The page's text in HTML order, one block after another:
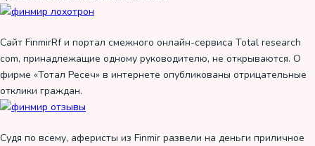
Сайт FinmirRf и портал смежного онлайн-сервиса Total research
com, принадлежащие одному руководителю, не открываются. О
фирме «Тотал Ресеч» в интернете опубликованы отрицательные
отклики граждан.
Судя по всему, аферисты из Finmir развели на деньги приличное